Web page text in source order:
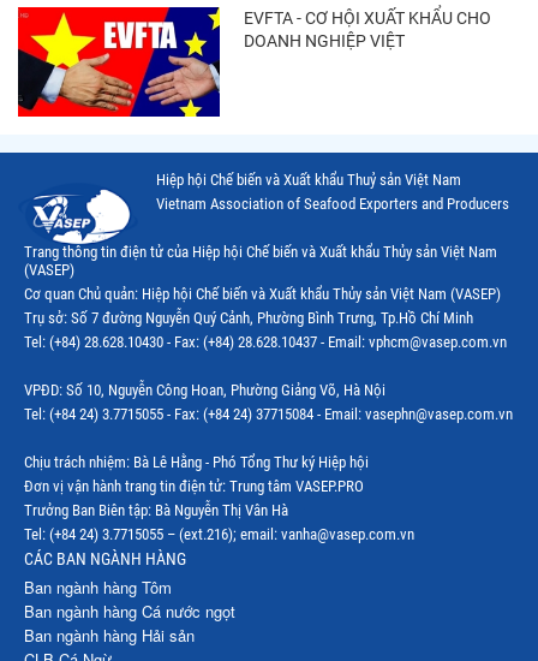
EVFTA - CƠ HỘI XUẤT KHẨU CHO
DOANH NGHIỆP VIỆT
Hiệp hội Chế biến và Xuất khẩu Thuỷ sản Việt Nam
Vietnam Association of Seafood Exporters and Producers
Trang thông tin điện tử của Hiệp hội Chế biến và Xuất khẩu Thủy sản Việt Nam
(VASEP)
Cơ quan Chủ quản: Hiệp hội Chế biến và Xuất khẩu Thủy sản Việt Nam (VASEP)
Trụ sở: Số 7 đường Nguyễn Quý Cảnh, Phường Bình Trưng, Tp.Hồ Chí Minh
Tel: (+84) 28.628.10430 - Fax: (+84) 28.628.10437 - Email: vphcm@vasep.com.vn
VPĐD: Số 10, Nguyễn Công Hoan, Phường Giảng Võ, Hà Nội
Tel: (+84 24) 3.7715055 - Fax: (+84 24) 37715084 - Email: vasephn@vasep.com.vn
Chịu trách nhiệm: Bà Lê Hằng - Phó Tổng Thư ký Hiệp hội
Đơn vị vận hành trang tin điện tử: Trung tâm VASEP.PRO
Trưởng Ban Biên tập: Bà Nguyễn Thị Vân Hà
Tel: (+84 24) 3.7715055 – (ext.216); email: vanha@vasep.com.vn
CÁC BAN NGÀNH HÀNG
Ban ngành hàng Tôm
Ban ngành hàng Cá nước ngọt
Ban ngành hàng Hải sản